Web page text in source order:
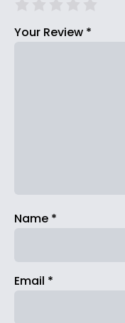
Your Review *
Name *
Email *